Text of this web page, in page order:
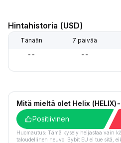
Hintahistoria (USD)
Tänään 7 päivää
-- --
Mitä mieltä olet Helix
Positiivinen
Huomautus: Tämä kysely heijastaa vain
taloudellinen neuvo. Bybit EU ei tue sitä,